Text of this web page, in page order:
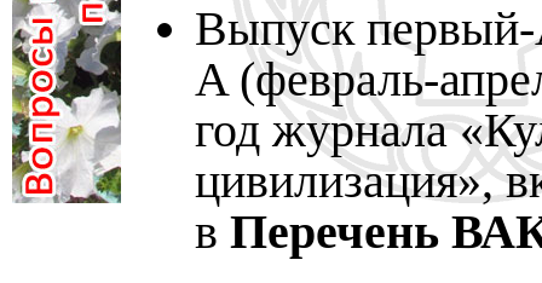
Выпуск первый-
A (февраль-
год журнала
цивилизация»,
в Перечень